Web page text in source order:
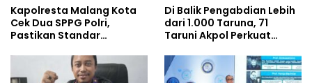
Kapolresta Malang Kota
Cek Dua SPPG Polri,
Pastikan Standar
Pengelolaan Limbah
Berjalan Optimal
Di Balik Pengabdian Lebih
dari 1.000 Taruna, 71
Taruni Akpol Perkuat
Siswa Sekolah Rakyat